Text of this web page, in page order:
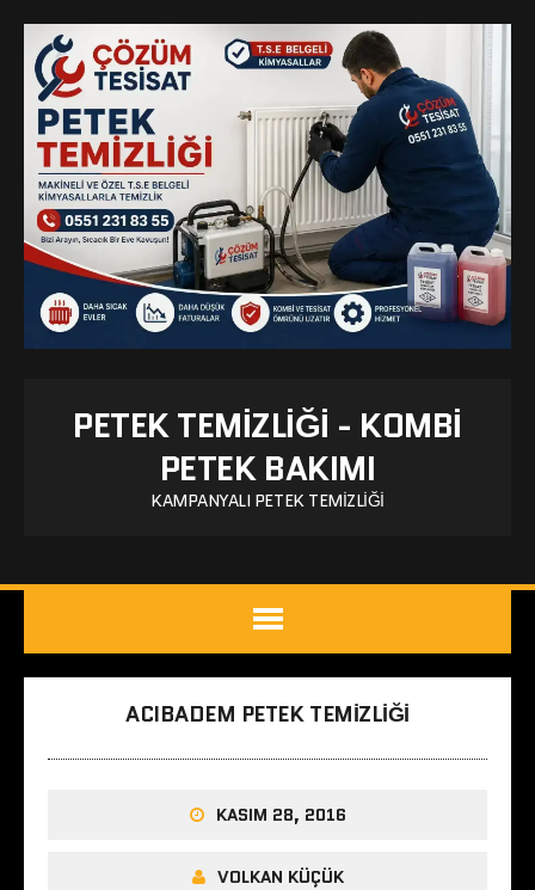
PETEK TEMIZLIĞI - KOMBI
PETEK BAKIMI
KAMPANYALI PETEK TEMIZLIĞI
ACIBADEM PETEK TEMIZLIĞI
KASIM 28, 2016
VOLKAN KÜÇÜK